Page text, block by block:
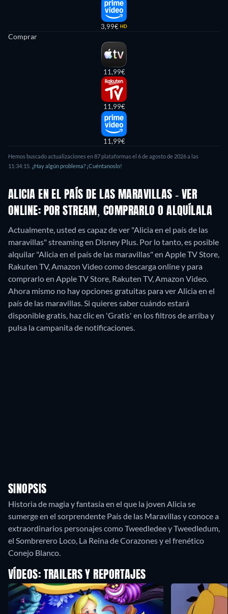
3,99€ HD
Comprar
11,99€
11,99€
11,99€
Hemos buscado actualizaciones en87plataformas el 6 de agosto de 2026a las
11:34:15 ¿Hay algún problema? ¡Cuéntanoslo!
ALICIA EN EL PAÍS DE LAS MARAVILLAS - VER
ONLINE: POR STREAM, COMPRARLO O ALQUÍLALA
Actualmente, usted es capaz de ver "Alicia en el país de las
maravillas" streaming en Disney Plus. Por lo tanto, es posible
alquilar "Alicia en el país de las maravillas" en Apple TV Store,
Rakuten TV, Amazon Video como descarga online y para
comprarlo en Apple TV Store, Rakuten TV, Amazon Video.
Ahora mismo no hay opciones gratuitas para ver Alicia en el
país de las maravillas. Si quieres saber cuándo estará
disponible gratis, haz clic en 'Gratis' en los filtros de arriba y
pulsa la campanita de notificaciones.
SINOPSIS
Historia de magia y fantasía en el que la joven Alicia se
sumerge en el sorprendente País de las Maravillas y conoce a
extraordinarios personajes como Tweedledee y Tweedledum,
el Sombrerero Loco, La Reina de Corazones y el frenético
Conejo Blanco.
VÍDEOS: TRAILERS Y REPORTAJES